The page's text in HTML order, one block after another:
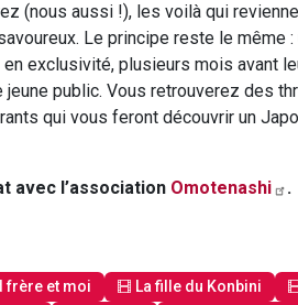
(nous aussi !), les voilà qui
Le principe reste le même
exclusivité, plusieurs mois avant
jeune public. Vous retrouverez des
qui vous feront découvrir un
avec l’association Omotenashi .
frère et moi La fille du Konbini